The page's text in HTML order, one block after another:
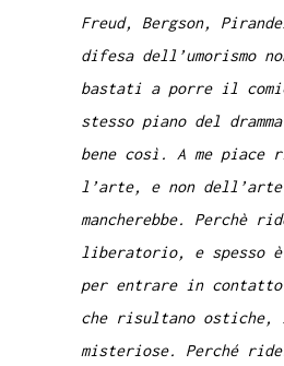
Freud, Bergson,
difesa dell’umorismo
bastati a porre il
stesso piano del
bene così. A me piace
l’arte, e non
mancherebbe. Perchè
liberatorio, e spesso
per entrare in contatto
che risultano ostiche,
misteriose. Perché